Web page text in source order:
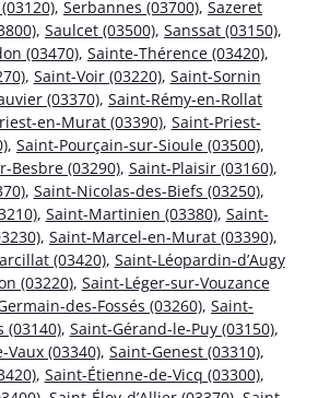
, Serbannes (03700), Sazeret
, Saulcet (03500), Sanssat (03150),
(03470), Sainte-Thérence (03420),
, Saint-Voir (03220), Saint-Sornin
(03370), Saint-Rémy-en-Rollat
en-Murat (03390), Saint-Priest-
, Saint-Pourçain-sur-Sioule (03500),
Besbre (03290), Saint-Plaisir (03160),
, Saint-Nicolas-des-Biefs (03250),
, Saint-Martinien (03380), Saint-
, Saint-Marcel-en-Murat (03390),
(03420), Saint-Léopardin-d’Augy
(03220), Saint-Léger-sur-Vouzance
des-Fossés (03260), Saint-
(03140), Saint-Gérand-le-Puy (03150),
(03340), Saint-Genest (03310),
, Saint-Étienne-de-Vicq (03300),